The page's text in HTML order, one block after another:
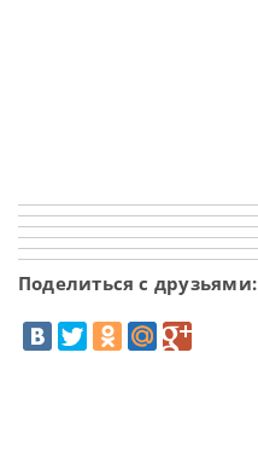
Поделиться с друзьями: